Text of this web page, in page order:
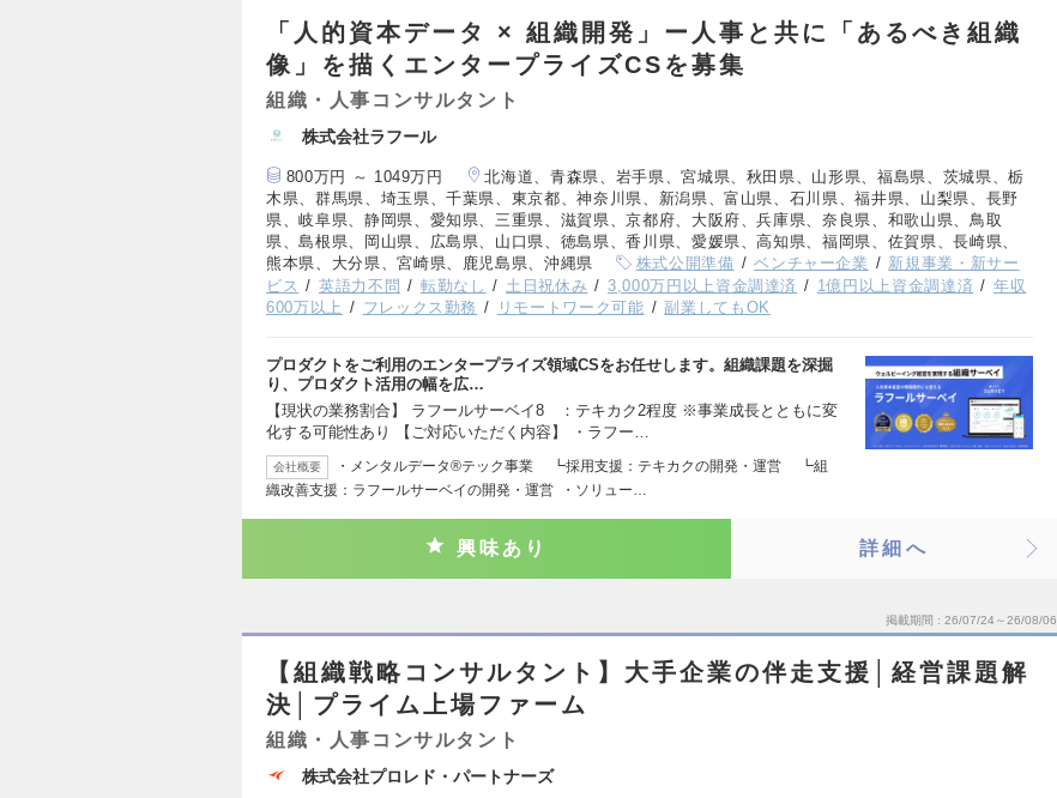
「人的資本データ × 組織開発」ー人事と共に「あるべき組織
像」を描くエンタープライズCSを募集
組織・人事コンサルタント
株式会社ラフール
800万円 ～ 1049万円
北海道、青森県、岩手県、宮城県、秋田県、山形県、福島県、茨城県、栃
木県、群馬県、埼玉県、千葉県、東京都、神奈川県、新潟県、富山県、石川県、福井県、山梨県、長野
県、岐阜県、静岡県、愛知県、三重県、滋賀県、京都府、大阪府、兵庫県、奈良県、和歌山県、鳥取
県、島根県、岡山県、広島県、山口県、徳島県、香川県、愛媛県、高知県、福岡県、佐賀県、長崎県、
熊本県、大分県、宮崎県、鹿児島県、沖縄県
株式公開準備 ベンチャー企業
新規事業・新サー
ビス
英語力不問 転勤なし 土日祝休み 3,000万円以上資金調達済 1億円以上資金調達済
年収
600万以上
フレックス勤務 リモートワーク可能 副業してもOK
プロダクトをご利用のエンタープライズ領域CSをお任せします。組織課題を深掘
り、プロダクト活用の幅を広…
【現状の業務割合】 ラフールサーベイ8 ：テキカク2程度 ※事業成長とともに変
化する可能性あり 【ご対応いただく内容】 ・ラフー…
会社概要
・メンタルデータ®テック事業 ┗採用支援：テキカクの開発・運営 ┗組
織改善支援：ラフールサーベイの開発・運営 ・ソリュー…
興味あり 詳細へ
掲載期間 26/07/24～26/08/06
【組織戦略コンサルタント】大手企業の伴走支援│経営課題解
決│プライム上場ファーム
組織・人事コンサルタント
株式会社プロレド・パートナーズ